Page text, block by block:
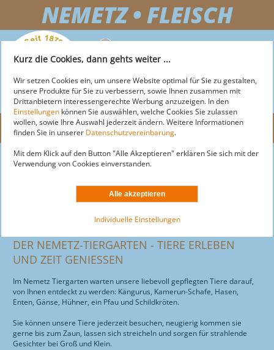
NEMETZ • FLEISCH
OFFICE@NEMETZ-FLEISCH.AT
Menü
NEMETZ-FLEISCH
AKTUELLE ANGEBOTE
SERVICE
STANDORTE & ÖFFNUNGSZEITEN
SORTIMENT
WURSTTORTE
LEISTUNGEN
LOGISTIK-ZENTRUM
DOGS
ÜBER DOGS
HUNDEFUTTER
QUALITÄT
MOTEL
ÜBER MOTEL
ZIMMER
FOTOGALERIE
RESTAURANT
FRÜHSTÜCK
KONTAKT
ONLINE-SHOP
Nemetz-Restaurant
Mittagsmenü & Aktionen
Speisenangebot
Wursttorte
Feiern
Anreise
DER NEMETZ-TIERGARTEN - TIERE ERLEBEN
UND ZEIT GENIESSEN
Im Nemetz Tiergarten warten unsere liebevoll gepflegten Tiere darauf,
von Ihnen entdeckt zu werden: Kängurus, Kamerun-Schafe, Hasen,
Enten, Gänse, Hühner, ein Pfau und Schildkröten.
Sie können unsere Tiere jederzeit besuchen, neugierig kommen sie
gerne bis zum Zaun, lassen sich streicheln und sorgen für strahlende
Gesichter bei Groß und Klein.
Kurz die Cookies, dann gehts weiter ...
Wir setzen Cookies ein, um unsere Website optimal für Sie zu gestalten,
unsere Produkte für Sie zu verbessern, sowie Ihnen zusammen mit
Drittanbietern interessengerechte Werbung anzuzeigen. In den
Einstellungen können Sie auswählen, welche Cookies Sie zulassen
wollen, sowie Ihre Auswahl jederzeit ändern. Weitere Informationen
finden Sie in unserer Datenschutzvereinbarung.
Mit dem Klick auf den Button "Alle Akzeptieren" erklären Sie sich mit der
Verwendung von Cookies einverstanden.
Individuelle Einstellungen